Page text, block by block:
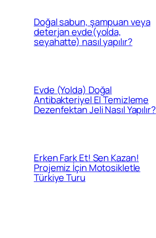
Doğal sabun, şampuan veya
deterjan evde(yolda,
seyahatte) nasıl yapılır?
Evde (Yolda) Doğal
Antibakteriyel El Temizleme
Dezenfektan Jeli Nasıl Yapılır?
Erken Fark Et! Sen Kazan!
Projemiz İçin Motosikletle
Türkiye Turu